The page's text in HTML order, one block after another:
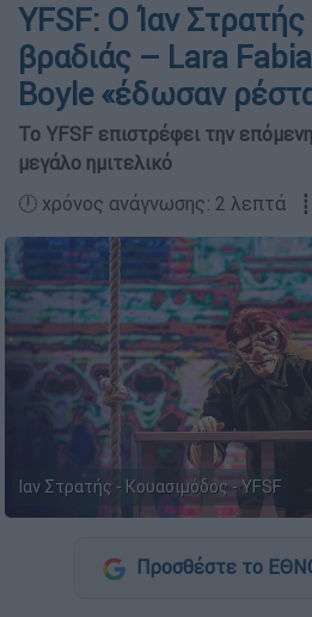
YFSF: Ο Ίαν
βραδιάς – Lara
Boyle «έδωσαν
Το YFSF επιστρέφει την
μεγάλο ημιτελικό
🕛 χρόνος ανάγνωσης: 2 λεπτά ┋
Ιαν Στρατής - Κουασιμόδος - YFSF
Προσθέστε το